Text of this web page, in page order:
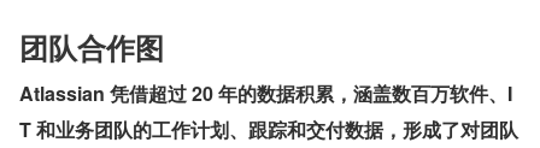
团队合作图
Atlassian 凭借超过 20 年的数据积累，涵盖数百万软件、I
T 和业务团队的工作计划、跟踪和交付数据，形成了对团队